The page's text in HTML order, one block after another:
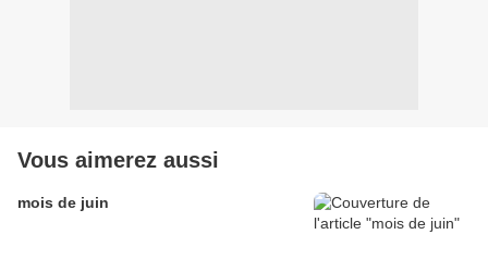
Vous aimerez aussi
mois de juin